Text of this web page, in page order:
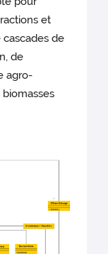
et
de
de
agro-